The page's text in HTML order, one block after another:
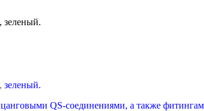
зеленый.
QS-соединениями, а также